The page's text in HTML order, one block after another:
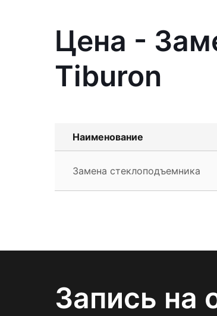
Цена -
Tiburon
Наименование
Замена стеклоподъемника
Запись на